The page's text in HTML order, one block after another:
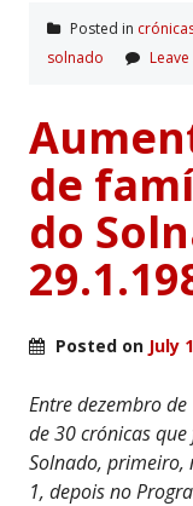
Posted in
solnado
de
do
Posted on July
Entre dezembro
de 30 crónicas
Solnado, primeiro,
1, depois no